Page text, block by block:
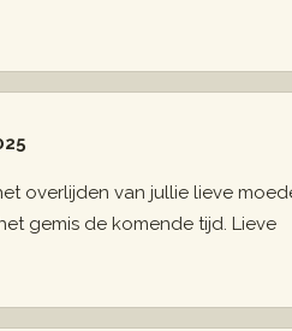
overlijden van jullie lieve
gemis de komende tijd. Lieve